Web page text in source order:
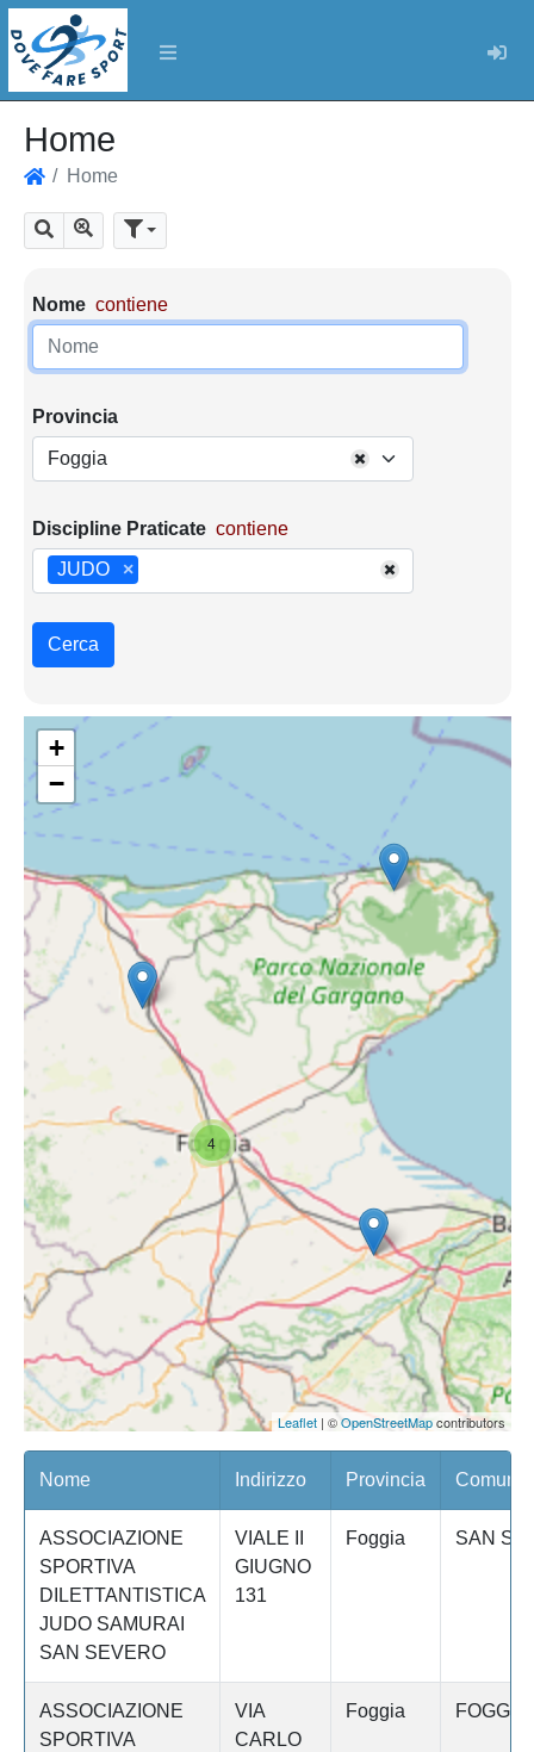
Home
Home
Cerca Mostra tutti i risultati
Parametri di ricerca
Nome contiene
Provincia
Foggia
Discipline Praticate contiene
×
JUDO
Cerca
4
+
−
Leaflet| ©OpenStreetMapcontributors
Nome Indirizzo Provincia
ASSOCIAZIONE
SPORTIVA
DILETTANTISTICA
JUDO SAMURAI
SAN SEVERO
VIALE II
GIUGNO
131
Foggia SAN
ASSOCIAZIONE
SPORTIVA
VIA
CARLO
Foggia FOGGIA